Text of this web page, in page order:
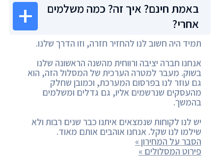
באמת חינם? איך זה? כמה משלמים
אחרי?
תמיד היה חשוב לנו להחזיר חזרה, וזו הדרך שלנו.
אנחנו חברה יציבה ורווחית מהשנה הראשונה שלנו
בשוק. מעבר למטרה הערכית של המסלול הזה, הוא
גם עוזר לנו בפרסום המערכת, וכמובן שחלק
מהעסקים שנרשמים אליו, גם גדלים ומשלמים
בהמשך.
יש לנו לקוחות שנמצאים איתנו כבר שנים רבות ולא
שילמו לנו שקל. אנחנו אוהבים אותם מאוד.
הסבר על המחירון »
פירוט המסלולים »